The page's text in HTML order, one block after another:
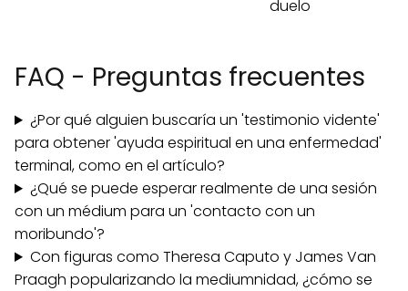
duelo
FAQ - Preguntas frecuentes
¿Por qué alguien buscaría un 'testimonio vidente'
para obtener 'ayuda espiritual en una enfermedad'
terminal, como en el artículo?
¿Qué se puede esperar realmente de una sesión
con un médium para un 'contacto con un
moribundo'?
Con figuras como Theresa Caputo y James Van
Praagh popularizando la mediumnidad, ¿cómo se